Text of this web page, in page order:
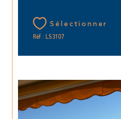
Sélectionner
Réf : LS3107